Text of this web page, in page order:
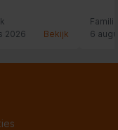
2026
Bekijk
6